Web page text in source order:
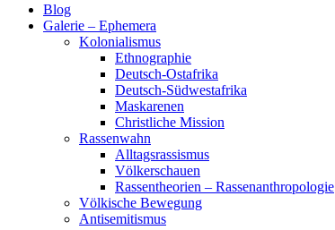
Blog
Galerie – Ephemera
Kolonialismus
Ethnographie
Deutsch-Ostafrika
Deutsch-Südwestafrika
Maskarenen
Christliche Mission
Rassenwahn
Alltagsrassismus
Völkerschauen
Rassentheorien – Rassenanthropologie
Völkische Bewegung
Antisemitismus